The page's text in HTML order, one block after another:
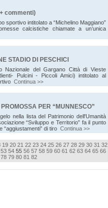
commenti)
sportivo intitolato a “Michelino Maggiano”
calcistiche chiamate a un’unica
STADIO DI PESCHICI
Nazionale del Gargano Città di Vieste
Pulcini - Piccoli Amici) intitolato al
Continua >>
PER “MUNNESCO”
nella lista del Patrimonio dell'Umanità
“Sviluppo e Territorio” fa il punto
“aggiustamenti” di tiro Continua >>
19 20 21 22 23 24 25 26 27 28 29 30 31 32
53 5455 56 57 58 59 60 61 62 63 64 65 66
78 79 80 81 82